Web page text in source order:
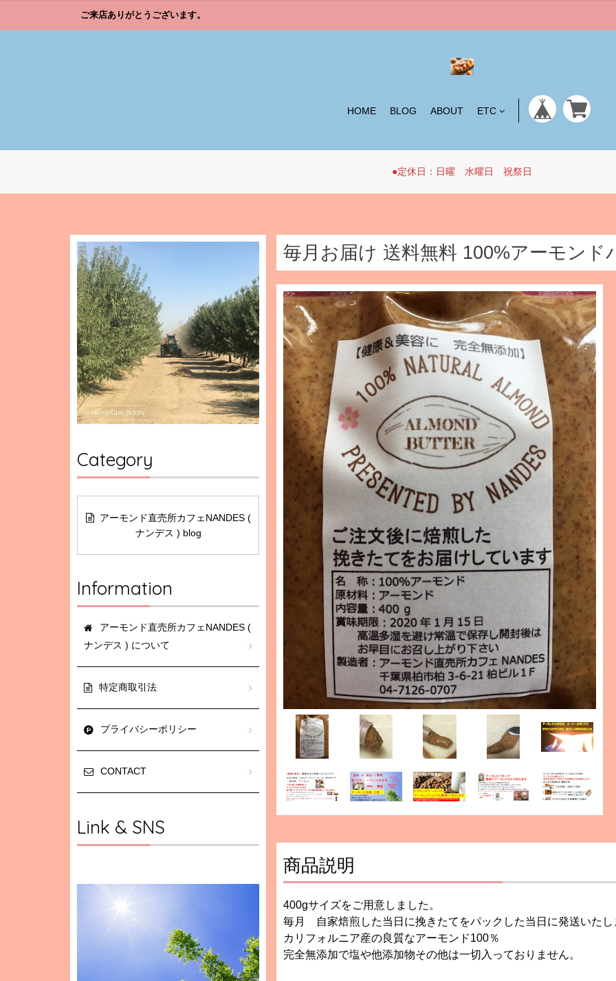
ご来店ありがとうございます。
HOME BLOG ABOUT ETC
●定休日：日曜 水曜日 祝祭日
毎月お届け 送料無料 100%アーモンド
商品説明
400gサイズをご用意しました。
毎月 自家焙煎した当日に挽きたてをパックした当日に発送いたし
カリフォルニア産の良質なアーモンド100％
完全無添加で塩や他添加物その他は一切入っておりません。
Category
アーモンド直売所カフェNANDES (
ナンデス ) blog
Information
アーモンド直売所カフェNANDES (
ナンデス ) について
特定商取引法
プライバシーポリシー
CONTACT
Link & SNS